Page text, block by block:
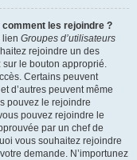
les rejoindre ?
lien Groupes d’utilisateurs
rejoindre un des
le bouton approprié.
Certains peuvent
d’autres peuvent même
pouvez le rejoindre
pouvez rejoindre le
par un chef de
vous souhaitez rejoindre
demande. N’importunez